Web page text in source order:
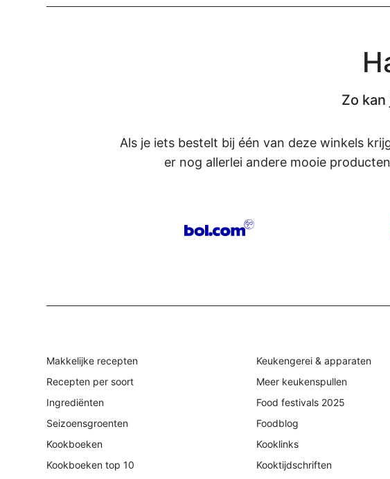
Zo
Als je iets bestelt bij één van deze winkels
er nog allerlei andere mooie
Makkelijke recepten
Recepten per soort
Ingrediënten
Seizoensgroenten
Kookboeken
Kookboeken top 10
Keukengerei & apparaten
Meer keukenspullen
Food festivals 2025
Foodblog
Kooklinks
Kooktijdschriften